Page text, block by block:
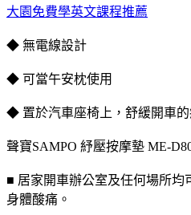
大園免費學英文課程推薦
◆ 無電線設計
◆ 可當午安枕使用
◆ 置於汽車座椅上，舒緩開車的
聲寶SAMPO 紓壓按摩墊 ME-
■ 居家開車辦公室及任何場所均
身體酸痛。